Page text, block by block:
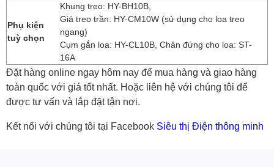
Phụ kiện
tuỳ chọn
Khung treo: HY-BH10B,
Giá treo trần: HY-CM10W (sử dụng cho loa treo
ngang)
Cụm gắn loa: HY-CL10B, Chân đứng cho loa: ST-
16A
Đặt hàng online ngay hôm nay để mua hàng và giao hàng
toàn quốc với giá tốt nhất. Hoặc liên hệ với chúng tôi để
được tư vấn và lắp đặt tận nơi.
Kết nối với chúng tôi tại Facebook Siêu thị Điện thông minh